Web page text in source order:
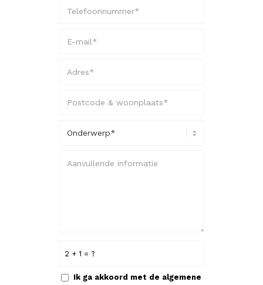
2 + 1 = ?
Ik ga akkoord met de algemene